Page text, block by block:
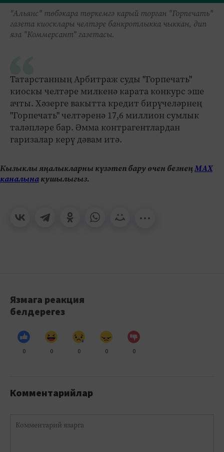
"Альянс" төбәкара төркемгә карый торган "Горпечать"
газета киосклары челтәре банкротлыкка чыккан, дип
яза "Коммерсант" газетасы.
Татарстанның Арбитраж суды "Горпечать"
киоскы челтәре милкенә карата конкурс эше
ачты. Хәзерге вакытта кредит бирүчеләрнең
"Горпечать" челтәренә 17,6 миллион сумлык
таләпләре бар. Әмма контрагентлардан
гаризалар керү дәвам итә.
Кызыклы яңалыкларны күзәтеп бару өчен безнеңМАХ
каналынакушылыгыз.
Язмага реакция
белдерегез
0 0 0 0 0
Комментарийлар